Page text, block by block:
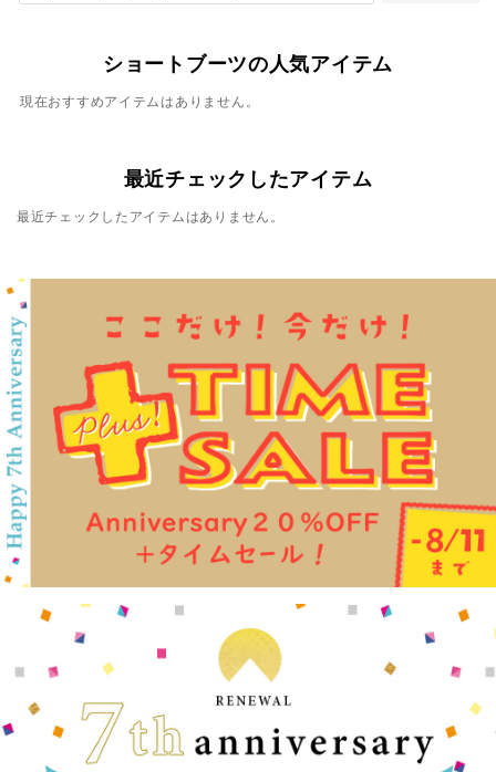
ショートブーツの人気アイテム
現在おすすめアイテムはありません。
最近チェックしたアイテム
最近チェックしたアイテムはありません。